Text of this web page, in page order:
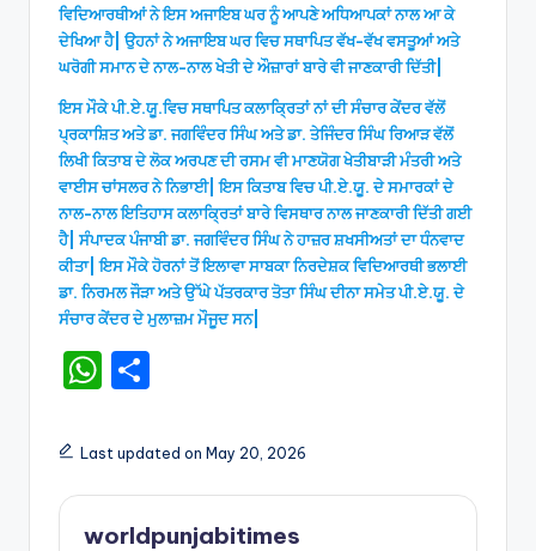
ਵਿਦਿਆਰਥੀਆਂ ਨੇ ਇਸ ਅਜਾਇਬ ਘਰ ਨੂੰ ਆਪਣੇ ਅਧਿਆਪਕਾਂ ਨਾਲ ਆ ਕੇ
ਦੇਖਿਆ ਹੈ| ਉਹਨਾਂ ਨੇ ਅਜਾਇਬ ਘਰ ਵਿਚ ਸਥਾਪਿਤ ਵੱਖ-ਵੱਖ ਵਸਤੂਆਂ ਅਤੇ
ਘਰੋਗੀ ਸਮਾਨ ਦੇ ਨਾਲ-ਨਾਲ ਖੇਤੀ ਦੇ ਔਜ਼ਾਰਾਂ ਬਾਰੇ ਵੀ ਜਾਣਕਾਰੀ ਦਿੱਤੀ|
ਇਸ ਮੌਕੇ ਪੀ.ਏ.ਯੂ.ਵਿਚ ਸਥਾਪਿਤ ਕਲਾਕ੍ਰਿਤਾਂ ਨਾਂ ਦੀ ਸੰਚਾਰ ਕੇਂਦਰ ਵੱਲੋਂ
ਪ੍ਰਕਾਸ਼ਿਤ ਅਤੇ ਡਾ. ਜਗਵਿੰਦਰ ਸਿੰਘ ਅਤੇ ਡਾ. ਤੇਜਿੰਦਰ ਸਿੰਘ ਰਿਆੜ ਵੱਲੋਂ
ਲਿਖੀ ਕਿਤਾਬ ਦੇ ਲੋਕ ਅਰਪਣ ਦੀ ਰਸਮ ਵੀ ਮਾਣਯੋਗ ਖੇਤੀਬਾੜੀ ਮੰਤਰੀ ਅਤੇ
ਵਾਈਸ ਚਾਂਸਲਰ ਨੇ ਨਿਭਾਈ| ਇਸ ਕਿਤਾਬ ਵਿਚ ਪੀ.ਏ.ਯੂ. ਦੇ ਸਮਾਰਕਾਂ ਦੇ
ਨਾਲ-ਨਾਲ ਇਤਿਹਾਸ ਕਲਾਕ੍ਰਿਤਾਂ ਬਾਰੇ ਵਿਸਥਾਰ ਨਾਲ ਜਾਣਕਾਰੀ ਦਿੱਤੀ ਗਈ
ਹੈ| ਸੰਪਾਦਕ ਪੰਜਾਬੀ ਡਾ. ਜਗਵਿੰਦਰ ਸਿੰਘ ਨੇ ਹਾਜ਼ਰ ਸ਼ਖਸੀਅਤਾਂ ਦਾ ਧੰਨਵਾਦ
ਕੀਤਾ| ਇਸ ਮੌਕੇ ਹੋਰਨਾਂ ਤੋਂ ਇਲਾਵਾ ਸਾਬਕਾ ਨਿਰਦੇਸ਼ਕ ਵਿਦਿਆਰਥੀ ਭਲਾਈ
ਡਾ. ਨਿਰਮਲ ਜੌੜਾ ਅਤੇ ਉੱਘੇ ਪੱਤਰਕਾਰ ਤੋਤਾ ਸਿੰਘ ਦੀਨਾ ਸਮੇਤ ਪੀ.ਏ.ਯੂ. ਦੇ
ਸੰਚਾਰ ਕੇਂਦਰ ਦੇ ਮੁਲਾਜ਼ਮ ਮੌਜੂਦ ਸਨ|
W
a
ts
A
ar
e
Last updated on May 20, 2026
worldpunjabitimes